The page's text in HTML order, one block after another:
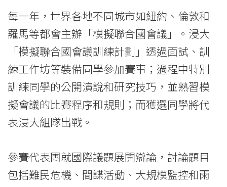
每一年，世界各地不同城市如紐約、倫敦和
羅馬等都會主辦「模擬聯合國會議」。浸大
「模擬聯合國會議訓練計劃」透過面試、訓
練工作坊等裝備同學參加賽事；過程中特別
訓練同學的公開演說和研究技巧，並熟習模
擬會議的比賽程序和規則；而獲選同學將代
表浸大組隊出戰。
參賽代表團就國際議題展開辯論，討論題目
包括難民危機、間諜活動、大規模監控和雨